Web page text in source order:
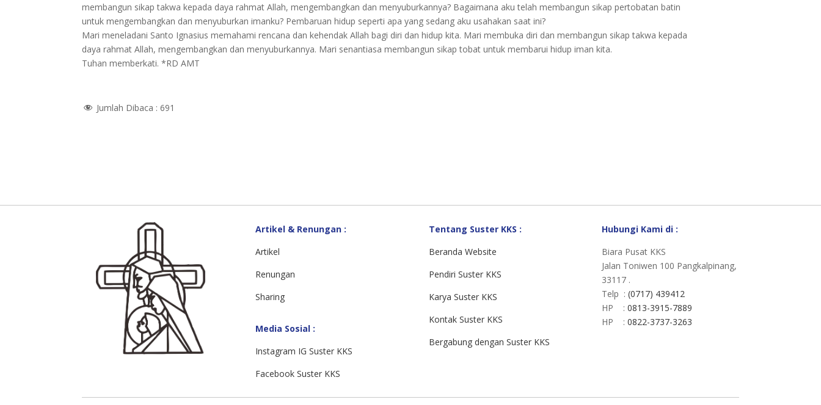
membangun sikap takwa kepada daya rahmat Allah, mengembangkan dan menyuburkannya? Bagaimana aku telah membangun sikap pertobatan batin
untuk mengembangkan dan menyuburkan imanku? Pembaruan hidup seperti apa yang sedang aku usahakan saat ini?
Mari meneladani Santo Ignasius memahami rencana dan kehendak Allah bagi diri dan hidup kita. Mari membuka diri dan membangun sikap takwa kepada
daya rahmat Allah, mengembangkan dan menyuburkannya. Mari senantiasa membangun sikap tobat untuk membarui hidup iman kita.
Tuhan memberkati. *RD AMT
Jumlah Dibaca :691
Artikel & Renungan :
Artikel
Renungan
Sharing
Media Sosial :
Instagram IG Suster KKS
Facebook Suster KKS
Tentang Suster KKS :
Beranda Website
Pendiri Suster KKS
Karya Suster KKS
Kontak Suster KKS
Bergabung dengan Suster KKS
Hubungi Kami di :
Biara Pusat KKS
Jalan Toniwen 100 Pangkalpinang,
33117 .
Telp :(0717) 439412
HP :0813-3915-7889
HP :0822-3737-3263